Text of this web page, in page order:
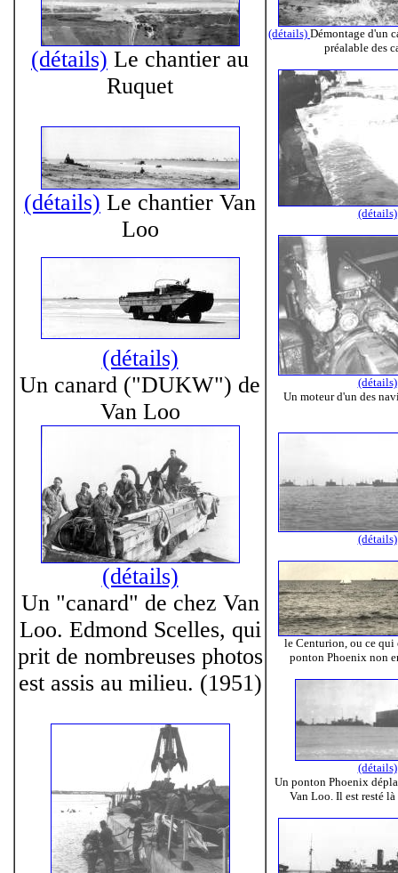
(détails) Le chantier au
Ruquet
(détails) Le chantier Van
Loo
(détails)
Un canard ("DUKW") de
Van Loo
(détails)
Un "canard" de chez Van
Loo. Edmond Scelles, qui
prit de nombreuses photos
est assis au milieu. (1951)
(détails) Démontage d'un
préalable des
(détails)
(détails)
Un moteur d'un des
(détails)
le Centurion, ou ce qui
ponton Phoenix non
(détails)
Un ponton Phoenix
Van Loo. Il est resté